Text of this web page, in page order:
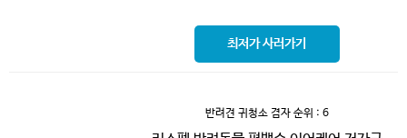
최저가 사러가기
반려견 귀청소 겸자 순위 : 6